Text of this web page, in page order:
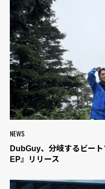
NEWS
DubGuy、分岐するビー
EP』リリース